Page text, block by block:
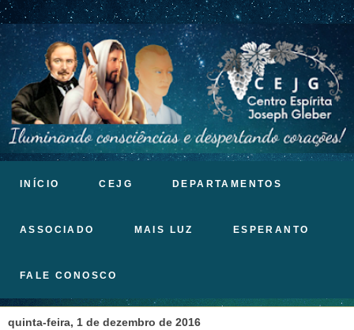
INÍCIO CEJG DEPARTAMENTOS
ASSOCIADO MAIS LUZ ESPERANTO
FALE CONOSCO
quinta-feira, 1 de dezembro de 2016